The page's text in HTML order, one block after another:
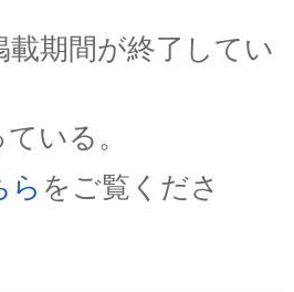
載期間が終了してい
いる。
ら をご覧くださ